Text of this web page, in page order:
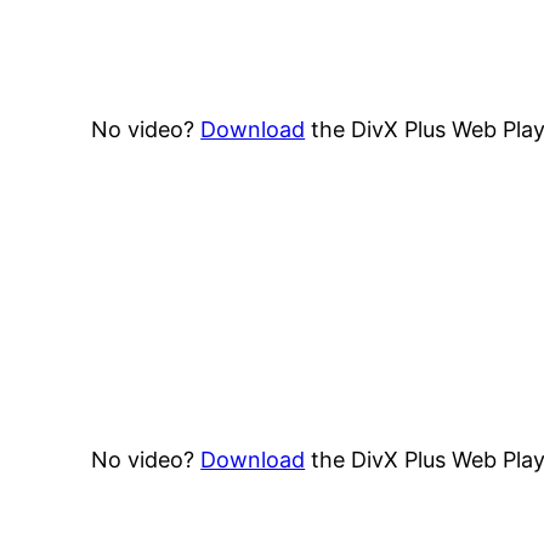
No video? Download the DivX Plus Web
No video? Download the DivX Plus Web